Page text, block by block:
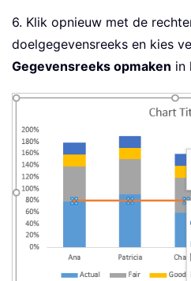
6. Klik opnieuw met de
doelgegevensreeks en kies
Gegevensreeks opmaken in